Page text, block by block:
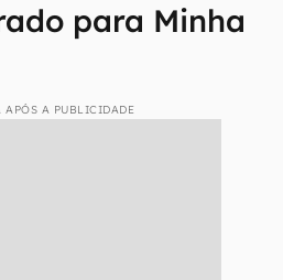
para Minha
APÓS A PUBLICIDADE